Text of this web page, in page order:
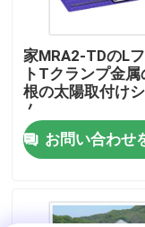
VRショー
私達について
工場旅行
家MRA2-TDのL
トTクランプ金属
根の太陽取付け
ム
お問い合わせ